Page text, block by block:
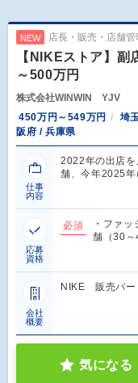
NEW 店長・販売・店舗管
【NIKEストア】副
～500万円
株式会社WINWIN YJV
450万円～549万円
埼
阪府 / 兵庫県
仕事
内容
2022年の出店
舗、今年2025
応募
資格
必須
・ファ
舗（30
会社
概要
NIKE 販売パー
気になる